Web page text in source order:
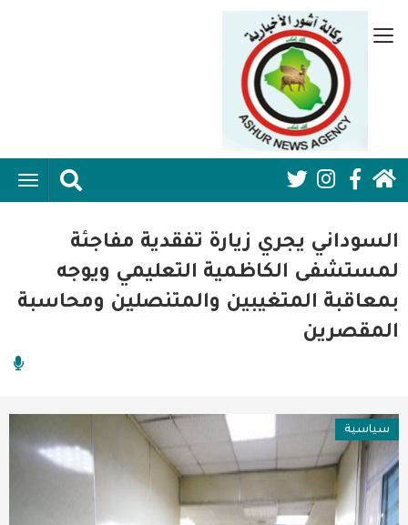
إلى
Social
Media:
Header
السوداني يجري زيارة تفقدية مفاجئة
لمستشفى الكاظمية التعليمي ويوجه
بمعاقبة المتغيبين والمتنصلين ومحاسبة
المقصرين
سياسية
قائمة
جانبية
الرئيسية
اقتصاد واعمال
امنية
عربية ودولية
تقنيات